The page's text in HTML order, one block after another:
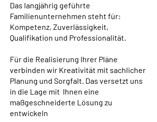
Das langjährig geführte
Familienunternehmen steht für:
Kompetenz, Zuverlässigkeit,
Qualifikation und Professionalität.
Für die Realisierung Ihrer Pläne
verbinden wir Kreativität mit sachlicher
Planung und Sorgfalt. Das versetzt uns
in die Lage mit Ihnen eine
maßgeschneiderte Lösung zu
entwickeln